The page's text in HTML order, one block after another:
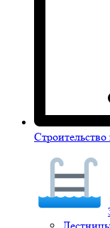
Строительство